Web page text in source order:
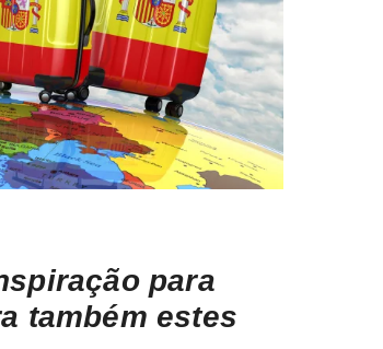
para
também estes